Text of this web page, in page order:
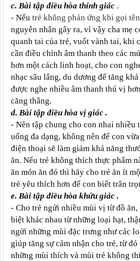
c. Bài tập điều hòa thính giác .
- Nếu trẻ không phản ứng khi gọi tên
nguyên nhân gây ra, vì vậy cha mẹ
quanh tai của trẻ, vuốt vành tai, khi
cần điều chỉnh âm thanh theo các
hơn một cách linh hoạt, cho con
nhạc sâu lắng, du dương để tăng
được nghe nhiều âm thanh thú vị
căng thẳng.
d. Bài tập điều hòa vị giác .
- Nên tập chung cho con nhai nhiều
uống đa dạng, không nên để con
điện thoại sẽ làm giảm khả năng
ăn. Nếu trẻ không thích thực phẩm
ăn món ăn đó thì hãy cho trẻ ăn ít
trẻ yêu thích hơn để con biết trân
e. Bài tập điều hòa khứu giác .
- Cho trẻ ngửi nhiều mùi vị từ đồ ăn,
biệt khác nhau từ những loại hạt,
ngửi những mùi đặc trưng như các
giúp tăng sự cảm nhận cho trẻ, từ
những mùi thích và mùi trẻ không